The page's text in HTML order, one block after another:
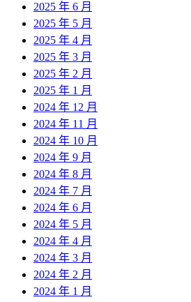
2025 年 6 月
2025 年 5 月
2025 年 4 月
2025 年 3 月
2025 年 2 月
2025 年 1 月
2024 年 12 月
2024 年 11 月
2024 年 10 月
2024 年 9 月
2024 年 8 月
2024 年 7 月
2024 年 6 月
2024 年 5 月
2024 年 4 月
2024 年 3 月
2024 年 2 月
2024 年 1 月